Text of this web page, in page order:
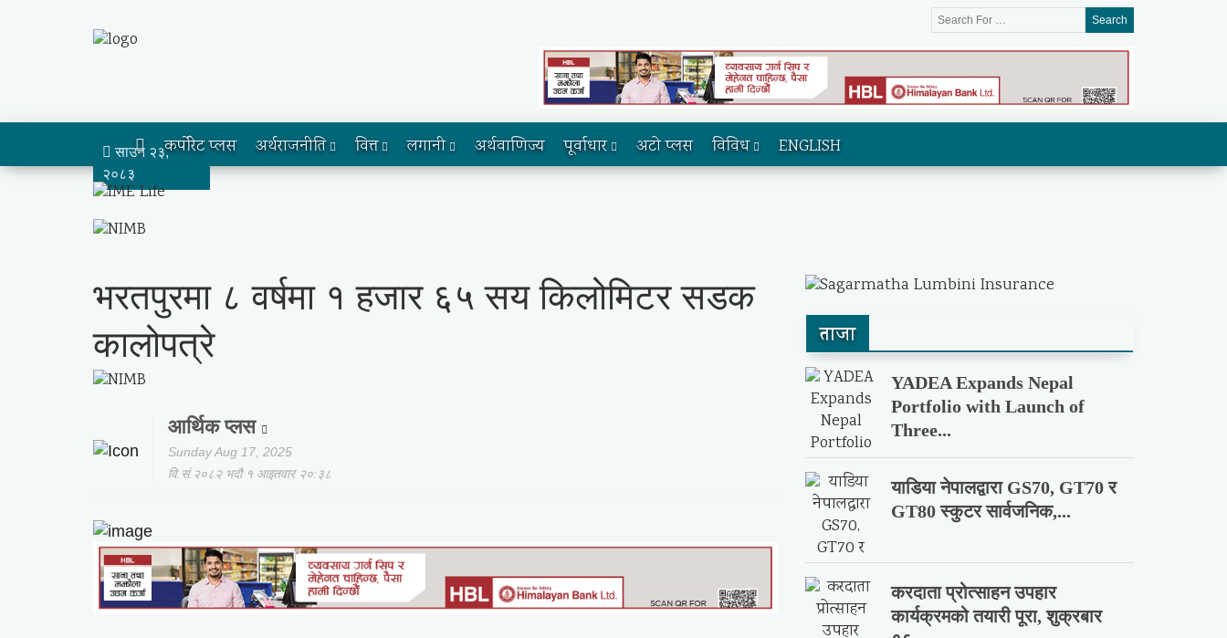
Search
साउन २३,
२०८३
कर्पोरेट प्लस अर्थराजनीति वित्त लगानी अर्थवाणिज्य पूर्वाधार अटो प्लस विविध ENGLISH
भरतपुरमा ८ वर्षमा १ हजार ६५ सय किलोमिटर सडक
कालोपत्रे
आर्थिक प्लस
Sunday Aug 17, 2025
वि.सं.२०८२ भदौ १ आइतवार २०:३८
ताजा
YADEA Expands Nepal
Portfolio with Launch of
Three...
याडिया नेपालद्वारा GS70, GT70 र
GT80 स्कुटर सार्वजनिक,...
करदाता प्रोत्साहन उपहार
कार्यक्रमको तयारी पूरा, शुक्रबार